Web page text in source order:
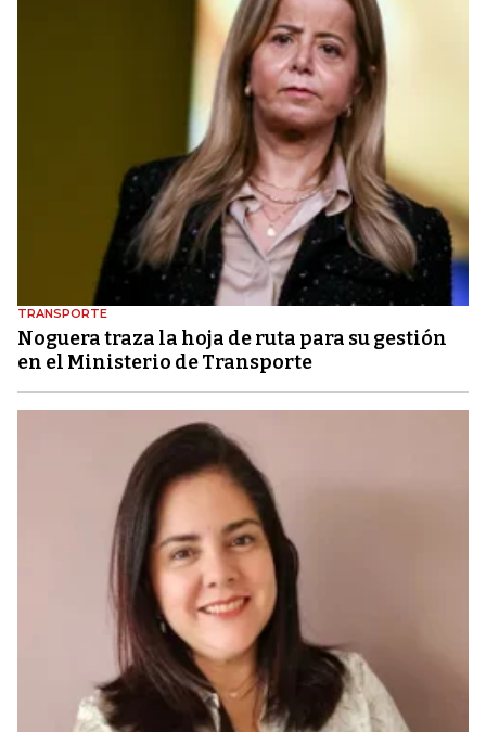
TRANSPORTE
Noguera traza la hoja de ruta para su gestión
en el Ministerio de Transporte